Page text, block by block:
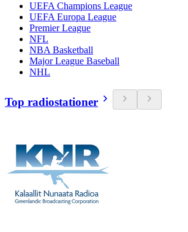
UEFA Champions League
UEFA Europa League
Premier League
NFL
NBA Basketball
Major League Baseball
NHL
Top radiostationer